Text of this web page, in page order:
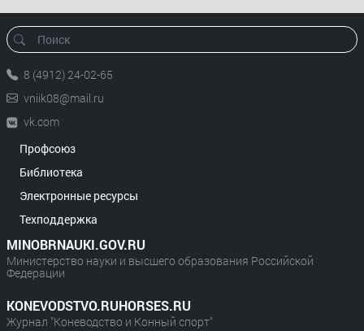
8 (4912) 24-02-65
vniik08@mail.ru
vk.com
Профсоюз
Библиотека
Электронные ресурсы
Техподдержка
MINOBRNAUKI.GOV.RU
Министерство науки и высшего образования Российской
Федерации
KONEVODSTVO.RUHORSES.RU
Журнал "Коневодство и Конный спорт"